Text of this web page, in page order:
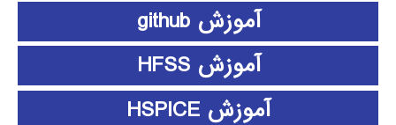
آموزش github
آموزش HFSS
آموزش HSPICE